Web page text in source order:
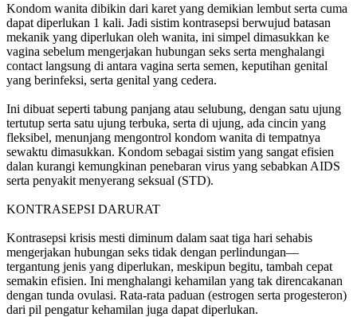
Kondom wanita dibikin dari karet yang demikian lembut serta cuma
dapat diperlukan 1 kali. Jadi sistim kontrasepsi berwujud batasan
mekanik yang diperlukan oleh wanita, ini simpel dimasukkan ke
vagina sebelum mengerjakan hubungan seks serta menghalangi
contact langsung di antara vagina serta semen, keputihan genital
yang berinfeksi, serta genital yang cedera.
Ini dibuat seperti tabung panjang atau selubung, dengan satu ujung
tertutup serta satu ujung terbuka, serta di ujung, ada cincin yang
fleksibel, menunjang mengontrol kondom wanita di tempatnya
sewaktu dimasukkan. Kondom sebagai sistim yang sangat efisien
dalan kurangi kemungkinan penebaran virus yang sebabkan AIDS
serta penyakit menyerang seksual (STD).
KONTRASEPSI DARURAT
Kontrasepsi krisis mesti diminum dalam saat tiga hari sehabis
mengerjakan hubungan seks tidak dengan perlindungan—
tergantung jenis yang diperlukan, meskipun begitu, tambah cepat
semakin efisien. Ini menghalangi kehamilan yang tak direncakanan
dengan tunda ovulasi. Rata-rata paduan (estrogen serta progesteron)
dari pil pengatur kehamilan juga dapat diperlukan.